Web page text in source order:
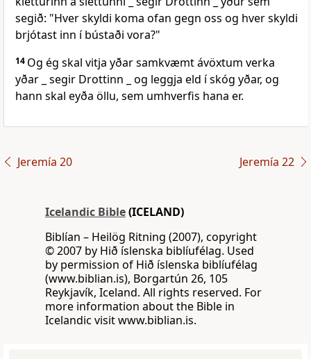
segið: "Hver skyldi koma ofan gegn oss og hver skyldi
brjótast inn í bústaði vora?"
14 Og ég skal vitja yðar samkvæmt ávöxtum verka
yðar _ segir Drottinn _ og leggja eld í skóg yðar, og
hann skal eyða öllu, sem umhverfis hana er.
Jeremía 20 Jeremía 22
Icelandic Bible(ICELAND)
Biblían – Heilög Ritning (2007), copyright
© 2007 by Hið íslenska biblíufélag. Used
by permission of Hið íslenska biblíufélag
(www.biblian.is), Borgartún 26, 105
Reykjavík, Iceland. All rights reserved. For
more information about the Bible in
Icelandic visit www.biblian.is.